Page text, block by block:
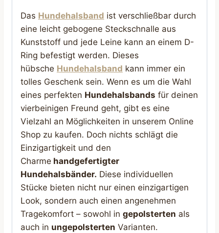
Das Hundehalsband ist verschließbar durch
eine leicht gebogene Steckschnalle aus
Kunststoff und jede Leine kann an einem D-
Ring befestigt werden. Dieses
hübsche Hundehalsband kann immer ein
tolles Geschenk sein. Wenn es um die Wahl
eines perfekten Hundehalsbands für deinen
vierbeinigen Freund geht, gibt es eine
Vielzahl an Möglichkeiten in unserem Online
Shop zu kaufen. Doch nichts schlägt die
Einzigartigkeit und den
Charme handgefertigter
Hundehalsbänder. Diese individuellen
Stücke bieten nicht nur einen einzigartigen
Look, sondern auch einen angenehmen
Tragekomfort – sowohl in gepolsterten als
auch in ungepolsterten Varianten.